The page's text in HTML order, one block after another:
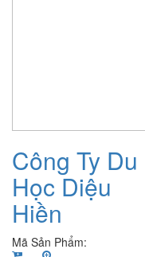
Công Ty Du
Học Diệu
Hiền
Mã Sản Phẩm: